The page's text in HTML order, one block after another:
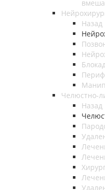
Назад
Челюстно-
Назад